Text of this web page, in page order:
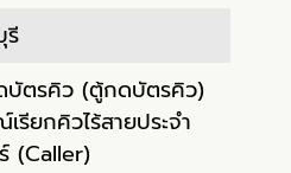
บัตรคิว (ตู้กดบัตรคิว)
รียกคิวไร้สายประจำ
(Caller)